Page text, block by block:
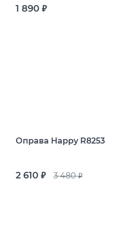
1 890 руб.
Оправа Happy R8253
2 610 руб. 3 480руб.